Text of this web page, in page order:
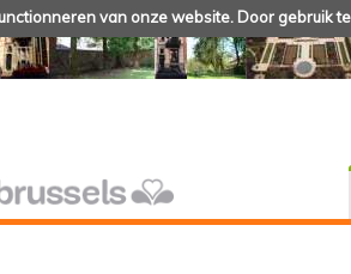
van onze website. Door gebruik